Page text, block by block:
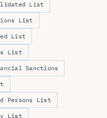
List
List
List
List
Sanctions
Persons List
List